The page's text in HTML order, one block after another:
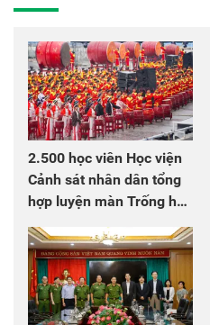
2.500 học viên Học viện
Cảnh sát nhân dân tổng
hợp luyện màn Trống hội